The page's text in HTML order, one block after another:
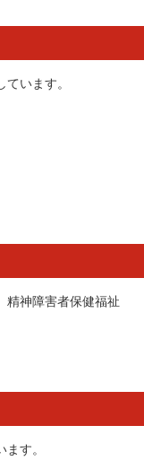
います。
精神障害者保健福祉
す。